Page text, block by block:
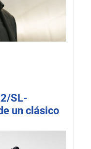
SL-
un clásico